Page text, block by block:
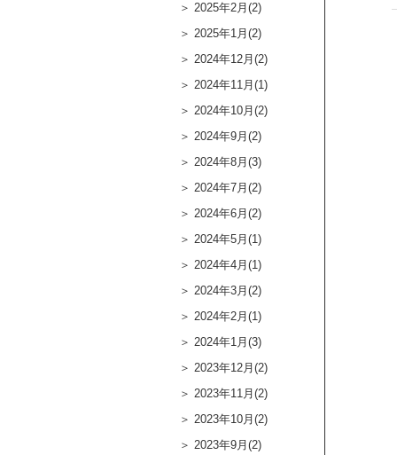
2025年2月(2)
2025年1月(2)
2024年12月(2)
2024年11月(1)
2024年10月(2)
2024年9月(2)
2024年8月(3)
2024年7月(2)
2024年6月(2)
2024年5月(1)
2024年4月(1)
2024年3月(2)
2024年2月(1)
2024年1月(3)
2023年12月(2)
2023年11月(2)
2023年10月(2)
2023年9月(2)